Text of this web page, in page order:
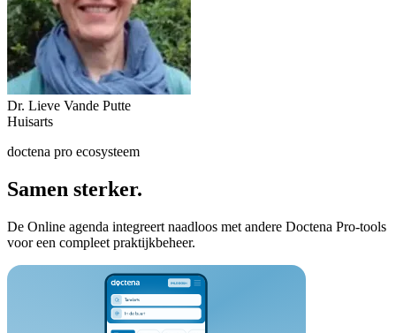
Dr. Lieve Vande Putte
Huisarts
doctena pro ecosysteem
Samen sterker.
De Online agenda integreert naadloos met andere Doctena Pro-tools
voor een compleet praktijkbeheer.